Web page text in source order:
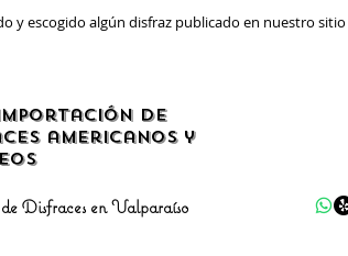
y escogido algún disfraz publicado en nuestro
de
americanos y
Disfraces en Valparaíso